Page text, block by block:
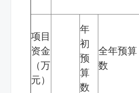
项目
资金
（万
元）
年
初
预
算
数
全年预算
数